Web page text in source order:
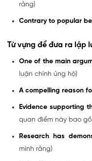
rằng)
Contrary to popular
Từ vựng để đưa ra lập
One of the main
luận chính ủng hộ)
A compelling reason
Evidence supporting
quan điểm này bao
Research has
minh rằng)